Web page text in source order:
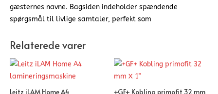
gæsternes navne. Bagsiden indeholder spændende
spørgsmål til livlige samtaler, perfekt som
Relaterede varer
Leitz iLAM Home A4 +GF+ Kobling primofit 32 mm